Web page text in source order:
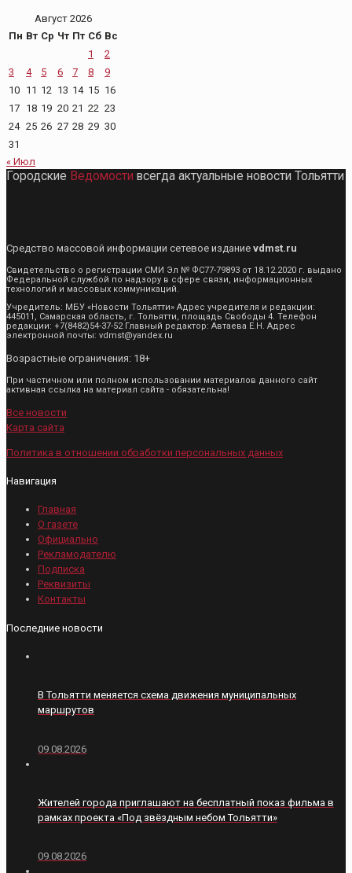
Август 2026
Пн Вт Ср Чт Пт Сб Вс
1
2
3
4 5 6 7 8
9
10 11 12 13 14 15 16
17 18 19 20 21 22 23
24 25 26 27 28 29 30
31
« Июл
Городские Ведомости всегда актуальные новости Тольятти
Средство массовой информации сетевое издание vdmst.ru
Свидетельство о регистрации СМИ Эл № ФС77-79893 от 18.12.2020 г. выдано
Федеральной службой по надзору в сфере связи, информационных
технологий и массовых коммуникаций.
Учредитель: МБУ «Новости Тольятти» Адрес учредителя и редакции:
445011, Самарская область, г. Тольятти, площадь Свободы 4. Телефон
редакции: +7(8482)54-37-52 Главный редактор: Автаева Е.Н. Адрес
электронной почты: vdmst@yandex.ru
Возрастные ограничения: 18+
При частичном или полном использовании материалов данного сайт
активная ссылка на материал сайта - обязательна!
Все новости
Карта сайта
Политика в отношении обработки персональных данных
Навигация
Главная
О газете
Официально
Рекламодателю
Подписка
Реквизиты
Контакты
Последние новости
В Тольятти меняется схема движения муниципальных
маршрутов
09.08.2026
Жителей города приглашают на бесплатный показ фильма в
рамках проекта «Под звёздным небом Тольятти»
09.08.2026